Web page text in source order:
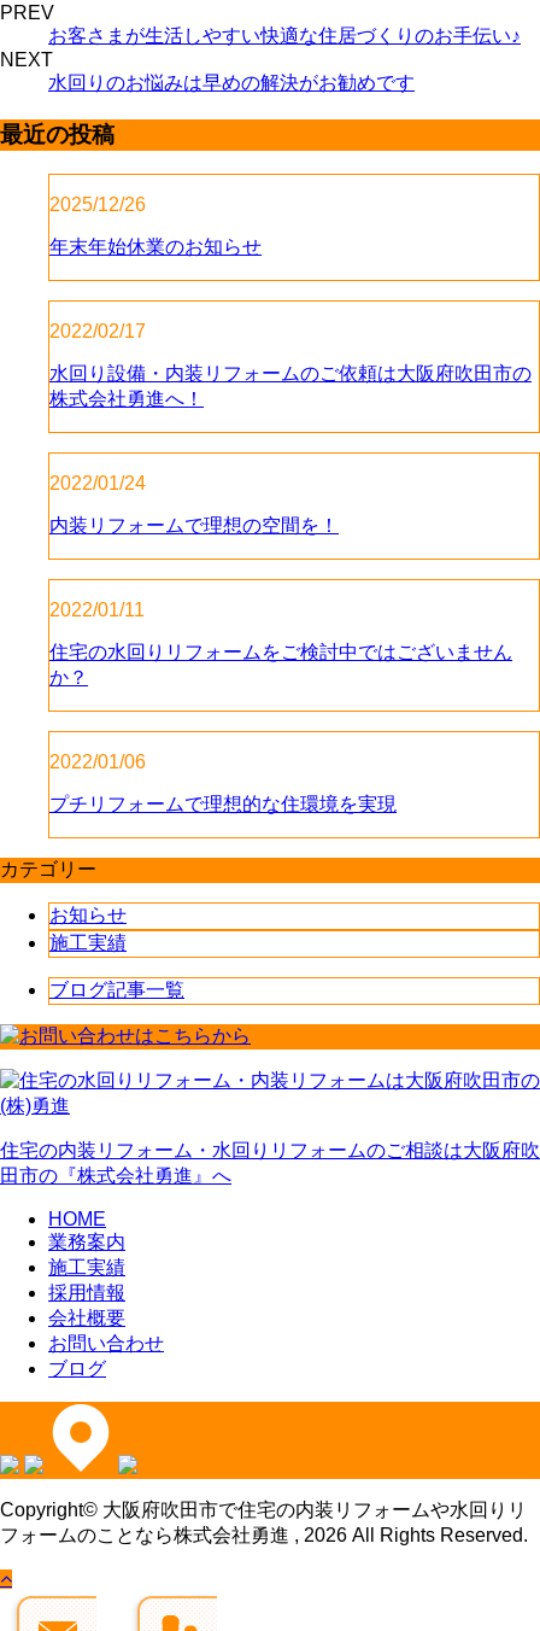
PREV
お客さまが生活しやすい快適な住居づくりのお手伝い♪
NEXT
水回りのお悩みは早めの解決がお勧めです
最近の投稿
2025/12/26
年末年始休業のお知らせ
2022/02/17
水回り設備・内装リフォームのご依頼は大阪府吹田市の
株式会社勇進へ！
2022/01/24
内装リフォームで理想の空間を！
2022/01/11
住宅の水回りリフォームをご検討中ではございません
か？
2022/01/06
プチリフォームで理想的な住環境を実現
カテゴリー
お知らせ
施工実績
ブログ記事一覧
住宅の内装リフォーム・水回りリフォームのご相談は大阪府吹
田市の『株式会社勇進』へ
HOME
業務案内
施工実績
採用情報
会社概要
お問い合わせ
ブログ
Copyright© 大阪府吹田市で住宅の内装リフォームや水回りリ
フォームのことなら株式会社勇進 , 2026 All Rights Reserved.